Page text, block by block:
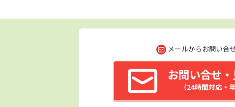
メールからお問い合
お問い合せ
（24時間対応・